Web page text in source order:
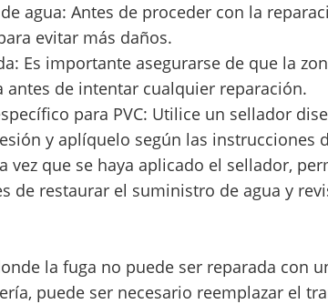
agua: Antes de proceder con la
evitar más daños.
Es importante asegurarse de que la
antes de intentar cualquier reparación.
para PVC: Utilice un sellador
y aplíquelo según las instrucciones
vez que se haya aplicado el sellador,
de restaurar el suministro de agua y
la fuga no puede ser reparada con
puede ser necesario reemplazar el